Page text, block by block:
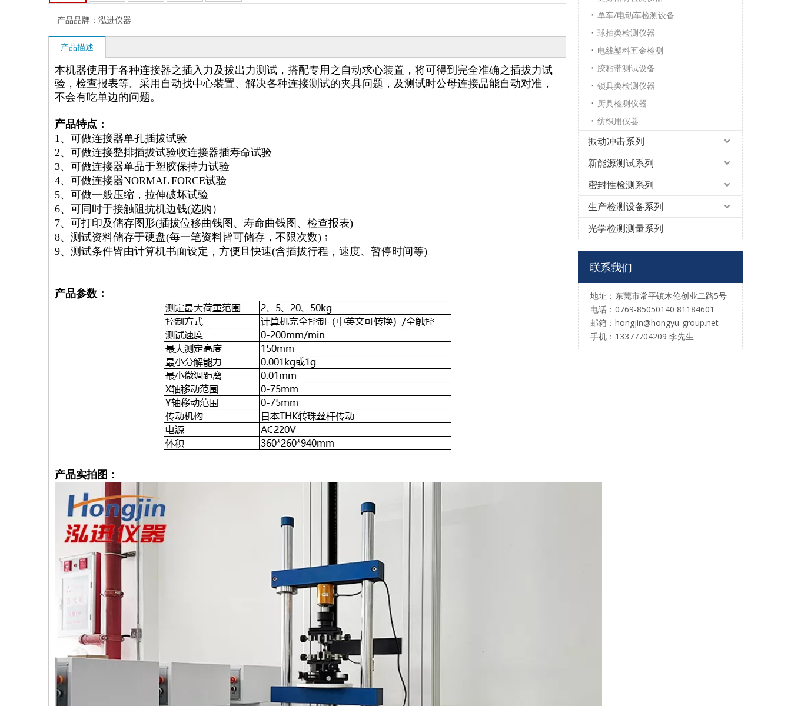
产品品牌： 泓进仪器
产品描述
本机器使用于各种连接器之插入力及拔出力测试，搭配专用之自动求心装置，将可得到完全准确之插拔力试
验，检查报表等。采用自动找中心装置、解决各种连接测试的夹具问题，及测试时公母连接品能自动对准，
不会有吃单边的问题。
产品特点：
1、可做连接器单孔插拔试验
2、可做连接整排插拔试验收连接器插寿命试验
3、可做连接器单品于塑胶保持力试验
4、可做连接器NORMAL FORCE试验
5、可做一般压缩，拉伸破坏试验
6、可同时于接触阻抗机边钱(选购）
7、可打印及储存图形(插拔位移曲钱图、寿命曲钱图、检查报表)
8、测试资料储存于硬盘(每一笔资料皆可储存，不限次数)﹔
9、测试条件皆由计算机书面设定，方便且快速(含插拔行程，速度、暂停时间等)
产品参数：
产品实拍图：
单车/电动车检测设备
球拍类检测仪器
电线塑料五金检测
胶粘带测试设备
锁具类检测仪器
厨具检测仪器
纺织用仪器
振动冲击系列
新能源测试系列
密封性检测系列
生产检测设备系列
光学检测测量系列
联系我们
地址：东莞市常平镇木伦创业二路5号
电话：0769-85050140 81184601
邮箱：hongjin@hongyu-group.net
手机：13377704209 李先生